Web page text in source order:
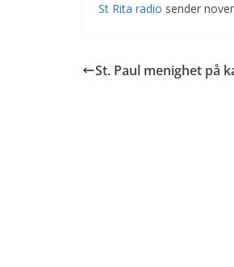
St Rita radio sender
St. Paul menighet på